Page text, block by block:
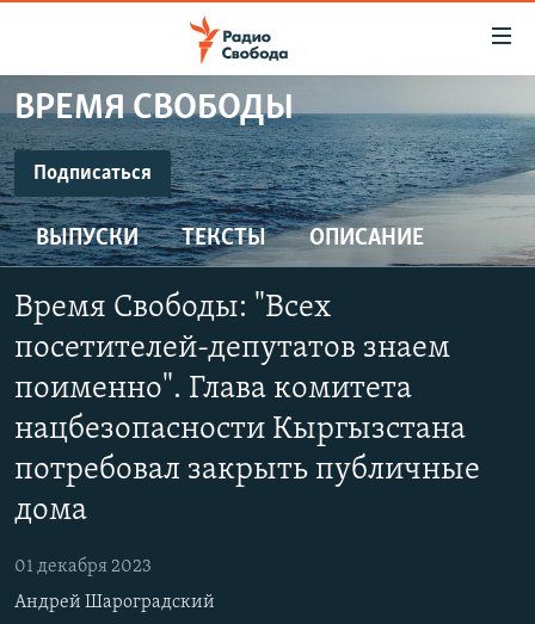
упрощенного
доступа
Вернуться
к
основному
содержанию
Вернутся
главной
навигации
Вернутся
поиску
ПРОГРАММЫ
ПОДКАСТЫ
АВТОРСКИЕ ПРОЕКТЫ
ЦИТАТЫ СВОБОДЫ
МНЕНИЯ
КУЛЬТУРА
IDEL.РЕАЛИИ
КАВКАЗ.РЕАЛИИ
СЕВЕР.РЕАЛИИ
СИБИРЬ.РЕАЛИИ
РАСПИСАНИЕ ВЕЩАНИЯ
ПОДПИШИТЕСЬ НА РАССЫЛКУ
ВРЕМЯ СВОБОДЫ
Подписаться
ПОДПИСАТЬСЯ
SoundCloud
CastBox
YouTube
ВЫПУСКИ ТЕКСТЫ ОПИСАНИЕ
Время Свободы: "Всех
посетителей-депутатов знаем
поименно". Глава комитета
нацбезопасности Кыргызстана
потребовал закрыть публичные
дома
01 декабря 2023
Андрей Шароградский